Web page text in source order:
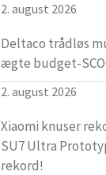
2. august 2026
Deltaco trådløs
ægte budget-
2. august 2026
Xiaomi knuser
SU7 Ultra
rekord!